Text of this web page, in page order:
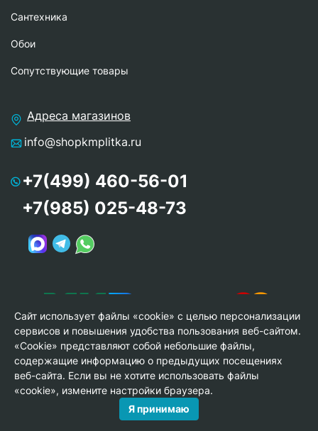
Сантехника
Обои
Сопутствующие товары
Адреса магазинов
info@shopkmplitka.ru
+7(499) 460-56-01
+7(985) 025-48-73
© Copyright 2013-2026 KERAMA MARAZZI, ООО «Гамма
Керамика»
Сайт использует файлы «cookie» с целью персонализации
сервисов и повышения удобства пользования веб-сайтом.
«Cookie» представляют собой небольшие файлы,
содержащие информацию о предыдущих посещениях
веб-сайта. Если вы не хотите использовать файлы
«cookie», измените настройки браузера.
Я принимаю